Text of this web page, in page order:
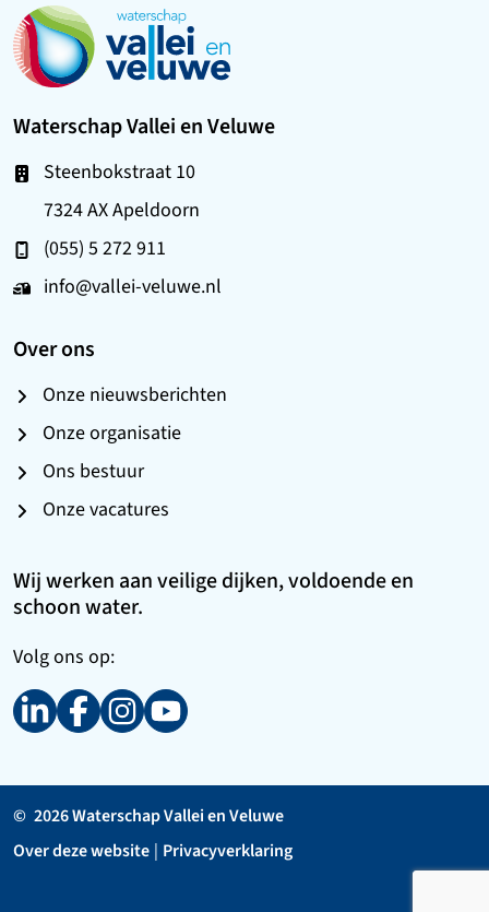
Waterschap Vallei en Veluwe
Steenbokstraat 10
7324 AX Apeldoorn
(055) 5 272 911
info@vallei-veluwe.nl
Over ons
Onze nieuwsberichten
Onze organisatie
Ons bestuur
Onze vacatures
Wij werken aan veilige dijken, voldoende en
schoon water.
Volg ons op:
© 2026 Waterschap Vallei en Veluwe
Over deze website | Privacyverklaring